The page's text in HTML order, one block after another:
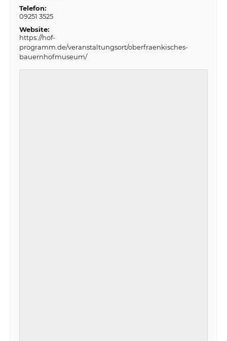
Telefon:
09251 3525
Website:
https://hof-
programm.de/veranstaltungsort/oberfraenkisches-
bauernhofmuseum/